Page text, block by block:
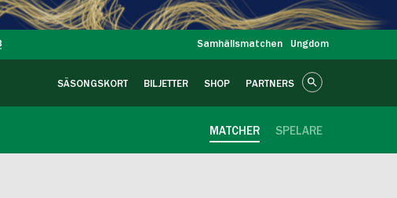
Samhällsmatchen Ungdom
SÄSONGSKORT BILJETTER SHOP PARTNERS
SPELARE
MATCHER